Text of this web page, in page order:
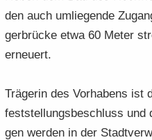
den auch um­lie­gen­de
ger­brü­cke etwa 60 Meter
er­neu­ert.
Trä­ge­rin des Vor­ha­bens ist
fest­stel­lungs­be­schluss
gen wer­den in der